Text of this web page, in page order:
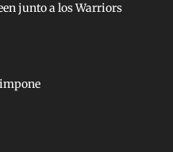
junto a los Warriors